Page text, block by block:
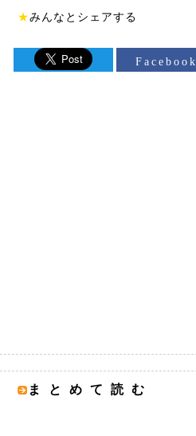
★みんなとシェアする
Facebook
まとめて読む